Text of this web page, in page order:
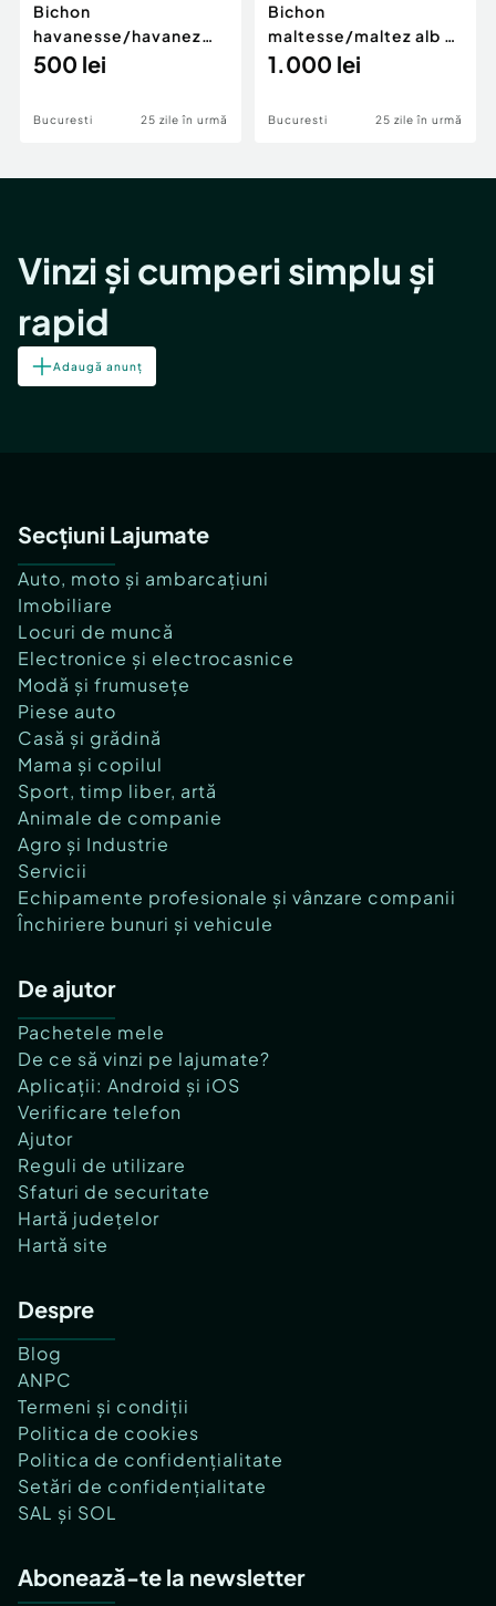
Bichon
havanesse/havanez
alb cu pete
500 lei
Bucuresti 25 zile în urmă
Bichon
maltesse/maltez alb 2
luni mini toy
1.000 lei
Bucuresti 25 zile în urmă
Vinzi și cumperi simplu și
rapid
Adaugă anunț
Secțiuni Lajumate
Auto, moto și ambarcațiuni
Imobiliare
Locuri de muncă
Electronice și electrocasnice
Modă și frumusețe
Piese auto
Casă și grădină
Mama și copilul
Sport, timp liber, artă
Animale de companie
Agro și Industrie
Servicii
Echipamente profesionale și vânzare companii
Închiriere bunuri și vehicule
De ajutor
Pachetele mele
De ce să vinzi pe lajumate?
Aplicații: Android și iOS
Verificare telefon
Ajutor
Reguli de utilizare
Sfaturi de securitate
Hartă județelor
Hartă site
Despre
Blog
ANPC
Termeni și condiții
Politica de cookies
Politica de confidențialitate
Setări de confidențialitate
SAL și SOL
Abonează-te la newsletter